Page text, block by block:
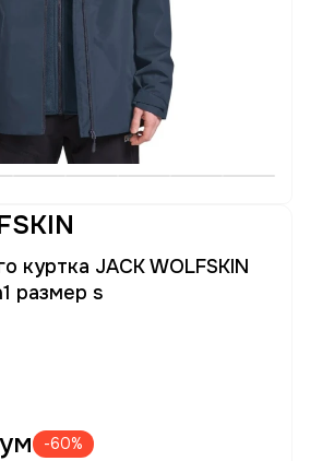
куртка JACK WOLFSKIN
размер s
-60%